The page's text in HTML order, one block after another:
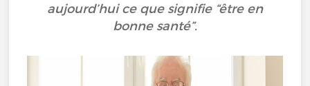
aujourd’hui ce que signifie “être en
bonne santé”.